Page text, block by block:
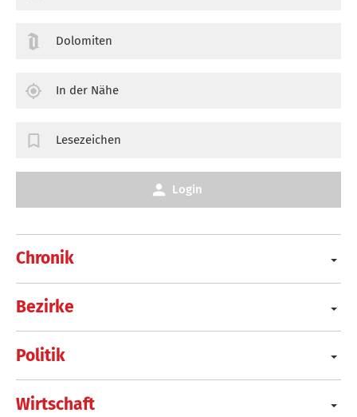
Chronik
Bezirke
Politik
Wirtschaft
Dolomiten
In der Nähe
Lesezeichen
Login